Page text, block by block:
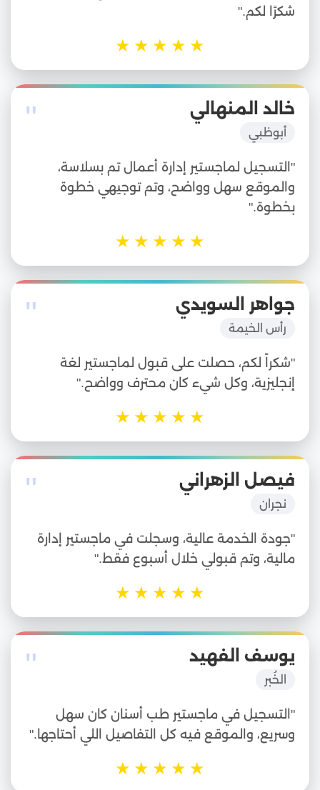
شكرًا لكم."
★
★
★
★
★
" خالد المنهالي
أبوظبي
"التسجيل لماجستير إدارة أعمال تم بسلاسة،
والموقع سهل وواضح، وتم توجيهي خطوة
بخطوة."
★
★
★
★
★
" جواهر السويدي
رأس الخيمة
"شكراً لكم، حصلت على قبول لماجستير لغة
إنجليزية، وكل شيء كان محترف وواضح."
★
★
★
★
★
" فيصل الزهراني
نجران
"جودة الخدمة عالية، وسجلت في ماجستير إدارة
مالية، وتم قبولي خلال أسبوع فقط."
★
★
★
★
★
" يوسف الفهيد
الخُبر
"التسجيل في ماجستير طب أسنان كان سهل
وسريع، والموقع فيه كل التفاصيل اللي أحتاجها."
★
★
★
★
★